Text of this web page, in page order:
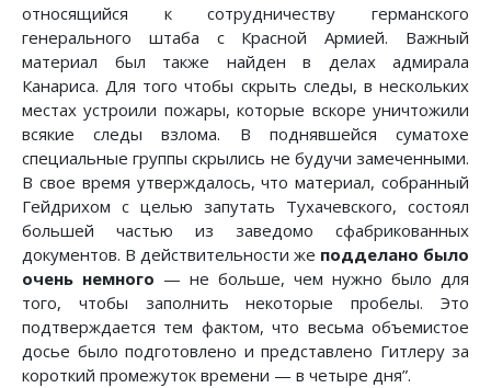
относящийся к сотрудничеству германского
генерального штаба с Красной Армией. Важный
материал был также найден в делах адмирала
Канариса. Для того чтобы скрыть следы, в нескольких
местах устроили пожары, которые вскоре уничтожили
всякие следы взлома. В поднявшейся суматохе
специальные группы скрылись не будучи замеченными.
В свое время утверждалось, что материал, собранный
Гейдрихом с целью запутать Тухачевского, состоял
большей частью из заведомо сфабрикованных
документов. В действительности же подделано было
очень немного — не больше, чем нужно было для
того, чтобы заполнить некоторые пробелы. Это
подтверждается тем фактом, что весьма объемистое
досье было подготовлено и представлено Гитлеру за
короткий промежуток времени — в четыре дня”.